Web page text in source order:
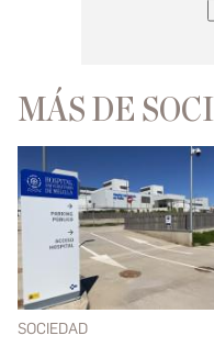
MÁS DE
SOCIEDAD